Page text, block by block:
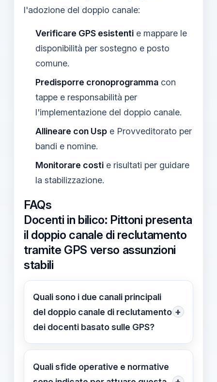
l'adozione del doppio canale:
Verificare GPS esistenti e mappare le
disponibilità per sostegno e posto
comune.
Predisporre cronoprogramma con
tappe e responsabilità per
l'implementazione del doppio canale.
Allineare con Usp e Provveditorato per
bandi e nomine.
Monitorare costi e risultati per guidare
la stabilizzazione.
FAQs
Docenti in bilico: Pittoni presenta
il doppio canale di reclutamento
tramite GPS verso assunzioni
stabili
Quali sono i due canali principali
del doppio canale di reclutamento
dei docenti basato sulle GPS?
+
Lo scorrimento delle GPS vigenti e
l'integrazione di nuove procedure
concorsuali; l'obiettivo è trasformare
Quali sfide operative e normative